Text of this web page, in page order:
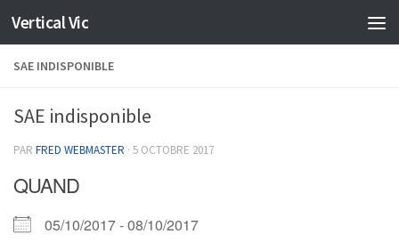
Skip to content
Vertical Vic
SAE INDISPONIBLE
SAE indisponible
PAR FRED WEBMASTER · 5 OCTOBRE 2017
QUAND
05/10/2017 - 08/10/2017